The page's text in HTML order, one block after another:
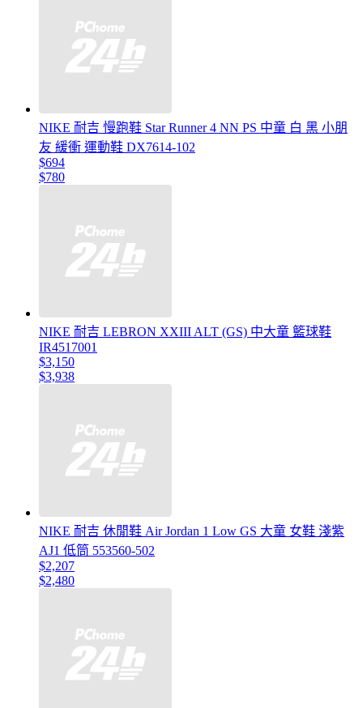
NIKE 耐吉 慢跑鞋 Star Runner 4 NN PS 中童 白 黑 小朋
友 緩衝 運動鞋 DX7614-102
$694
$780
NIKE 耐吉 LEBRON XXIII ALT (GS) 中大童 籃球鞋
IR4517001
$3,150
$3,938
NIKE 耐吉 休閒鞋 Air Jordan 1 Low GS 大童 女鞋 淺紫
AJ1 低筒 553560-502
$2,207
$2,480